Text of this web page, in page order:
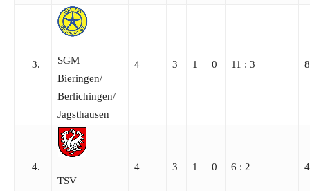
3.
SGM
Bieringen/​
Berlichingen/​
Jagsthausen
4 3 1 0 11 : 3 8
4.
TSV
4 3 1 0 6 : 2 4